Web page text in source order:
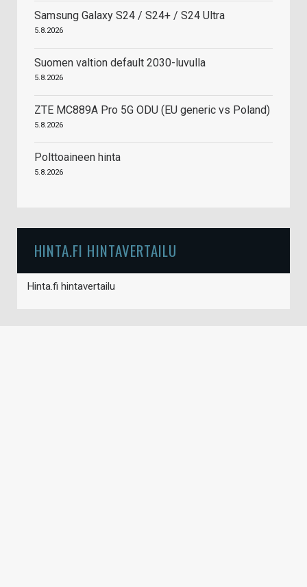
Samsung Galaxy S24 / S24+ / S24 Ultra
5.8.2026
Suomen valtion default 2030-luvulla
5.8.2026
ZTE MC889A Pro 5G ODU (EU generic vs Poland)
5.8.2026
Polttoaineen hinta
5.8.2026
HINTA.FI HINTAVERTAILU
Hinta.fi hintavertailu